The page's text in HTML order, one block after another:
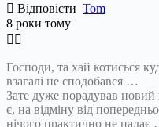
Відповісти Tom
8 роки тому
Господи, та хай котисься
взагалі не сподобався …
Зате дуже порадував новий
є, на відміну від
нічого практично не падає